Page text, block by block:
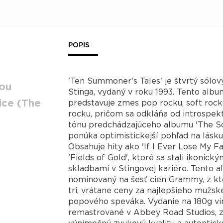
(The
POPIS
'Ten Summoner's Tales' je štvrtý
Stinga, vydaný v roku 1993. Tento
predstavuje zmes pop rocku, soft
rocku, pričom sa odkláňa od
tónu predchádzajúceho albumu 'The
ponúka optimistickejší pohľad na
Obsahuje hity ako 'If I Ever Lose My
'Fields of Gold', ktoré sa stali
skladbami v Stingovej kariére. Tento
nominovaný na šesť cien Grammy, z
tri, vrátane ceny za najlepšieho
popového speváka. Vydanie na 180g
remastrované v Abbey Road Studios,